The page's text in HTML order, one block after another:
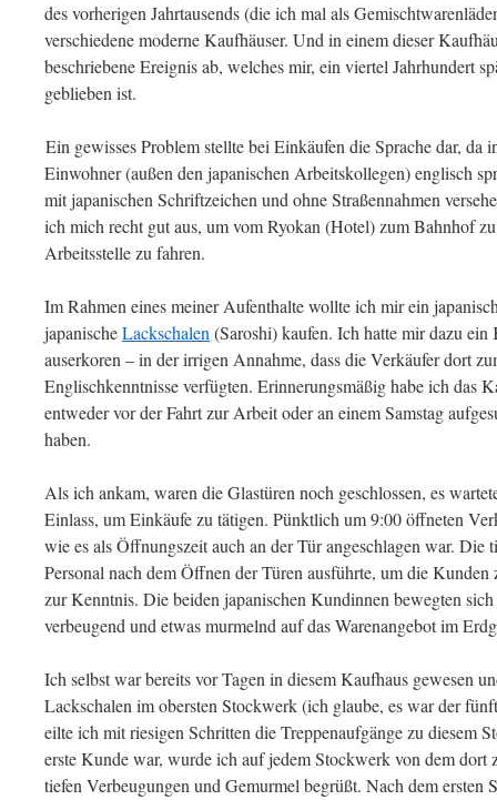
des vorherigen Jahrtausends (die ich mal als
verschiedene moderne Kaufhäuser. Und in einem dieser
beschriebene Ereignis ab, welches mir, ein viertel Jahrhundert
geblieben ist.
Ein gewisses Problem stellte bei Einkäufen die Sprache dar, da
Einwohner (außen den japanischen Arbeitskollegen) englisch
mit japanischen Schriftzeichen und ohne Straßennahmen
ich mich recht gut aus, um vom Ryokan (Hotel) zum Bahnhof
Arbeitsstelle zu fahren.
Im Rahmen eines meiner Aufenthalte wollte ich mir ein
japanischeLackschalen (Saroshi) kaufen. Ich hatte mir dazu
auserkoren – in der irrigen Annahme, dass die Verkäufer dort
Englischkenntnisse verfügten. Erinnerungsmäßig habe ich das
entweder vor der Fahrt zur Arbeit oder an einem Samstag
haben.
Als ich ankam, waren die Glastüren noch geschlossen, es
Einlass, um Einkäufe zu tätigen. Pünktlich um 9:00 öffneten
wie es als Öffnungszeit auch an der Tür angeschlagen war. Die
Personal nach dem Öffnen der Türen ausführte, um die
zur Kenntnis. Die beiden japanischen Kundinnen bewegten
verbeugend und etwas murmelnd auf das Warenangebot im
Ich selbst war bereits vor Tagen in diesem Kaufhaus gewesen
Lackschalen im obersten Stockwerk (ich glaube, es war der
eilte ich mit riesigen Schritten die Treppenaufgänge zu diesem
erste Kunde war, wurde ich auf jedem Stockwerk von dem dort
tiefen Verbeugungen und Gemurmel begrüßt. Nach dem